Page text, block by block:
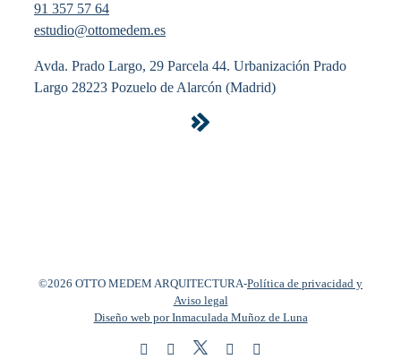
91 357 57 64
estudio@ottomedem.es
Avda. Prado Largo, 29 Parcela 44. Urbanización Prado
Largo 28223 Pozuelo de Alarcón (Madrid)
©2026 OTTO MEDEM ARQUITECTURA-Política de privacidad y
Aviso legal
Diseño web por Inmaculada Muñoz de Luna
InstagramFacebook
Twitter LinkedIn